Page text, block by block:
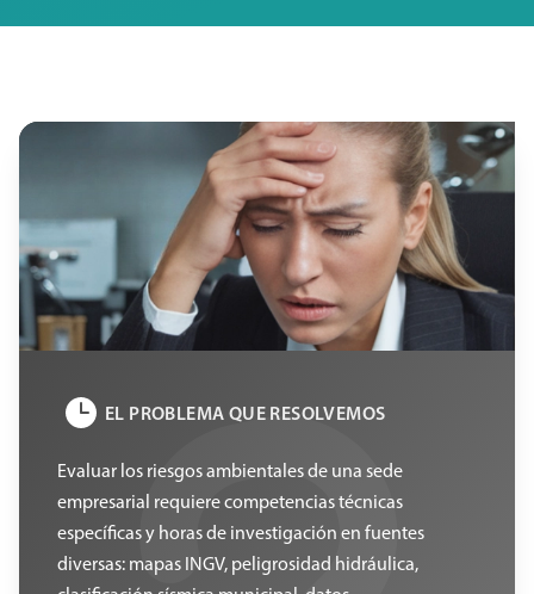
EL PROBLEMA QUE RESOLVEMOS
Evaluar los riesgos ambientales de una sede
empresarial requiere competencias técnicas
específicas y horas de investigación en fuentes
diversas: mapas INGV, peligrosidad hidráulica,